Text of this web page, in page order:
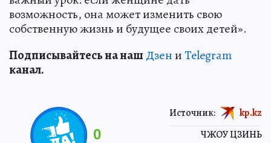
возможность, она может изменить свою
собственную жизнь и будущее своих детей».
Подписывайтесь на наш ДзениTelegram
канал.
0 ЧЖОУ ЦЗИНЬ
Источник: kp.kz